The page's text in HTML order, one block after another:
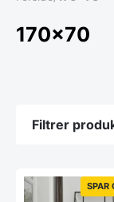
170x70
Filtrer
SPAR